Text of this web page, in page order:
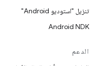
تنزيل "استوديو Android"
Android NDK
الدعم